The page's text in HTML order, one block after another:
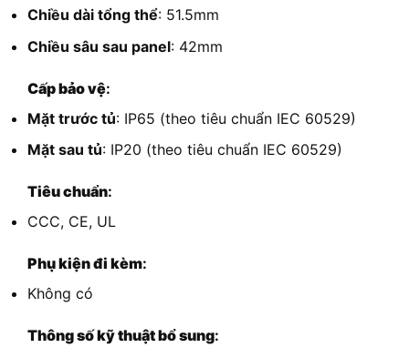
Chiều dài tổng thể: 51.5mm
Chiều sâu sau panel: 42mm
Cấp bảo vệ:
Mặt trước tủ: IP65 (theo tiêu chuẩn IEC 60529)
Mặt sau tủ: IP20 (theo tiêu chuẩn IEC 60529)
Tiêu chuẩn:
CCC, CE, UL
Phụ kiện đi kèm:
Không có
Thông số kỹ thuật bổ sung: